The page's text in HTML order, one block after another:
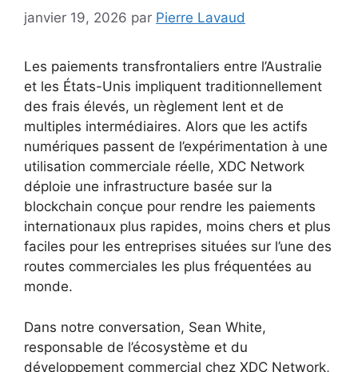
janvier 19, 2026 par Pierre Lavaud
Les paiements transfrontaliers entre l’Australie
et les États-Unis impliquent traditionnellement
des frais élevés, un règlement lent et de
multiples intermédiaires. Alors que les actifs
numériques passent de l’expérimentation à une
utilisation commerciale réelle, XDC Network
déploie une infrastructure basée sur la
blockchain conçue pour rendre les paiements
internationaux plus rapides, moins chers et plus
faciles pour les entreprises situées sur l’une des
routes commerciales les plus fréquentées au
monde.
Dans notre conversation, Sean White,
responsable de l’écosystème et du
développement commercial chez XDC Network,